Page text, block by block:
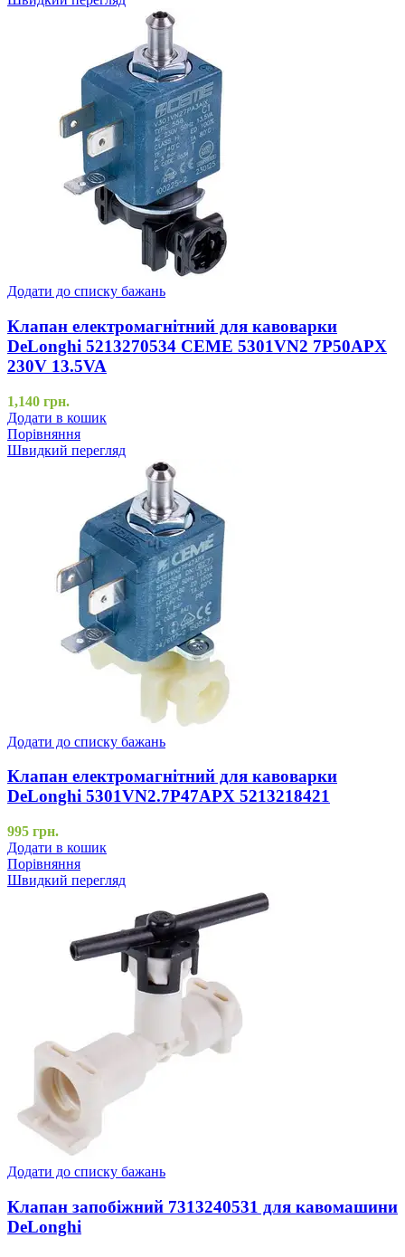
Додати до списку бажань
Клапан електромагнітний для кавоварки
DeLonghi 5213270534 CEME 5301VN2 7P50APX
230V 13.5VA
1,140 грн.
Додати в кошик
Порівняння
Швидкий перегляд
Додати до списку бажань
Клапан електромагнітний для кавоварки
DeLonghi 5301VN2.7P47APX 5213218421
995 грн.
Додати в кошик
Порівняння
Швидкий перегляд
Додати до списку бажань
Клапан запобіжний 7313240531 для кавомашини
DeLonghi